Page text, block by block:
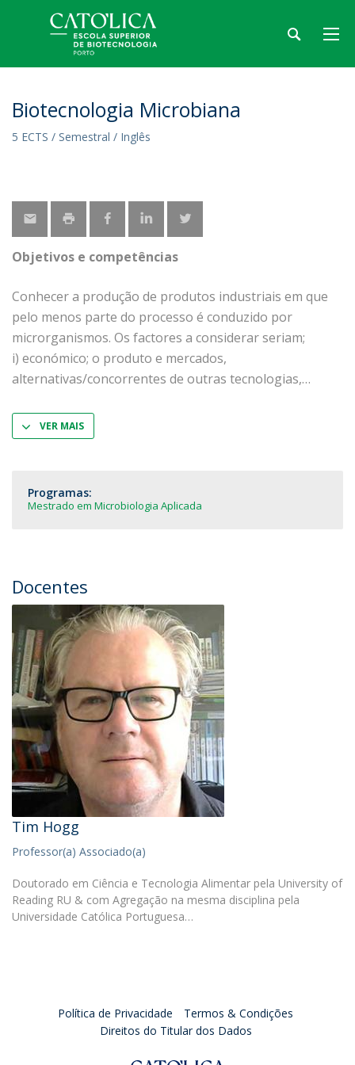
Biotecnologia Microbiana
5 ECTS / Semestral / Inglês
Objetivos e competências
Conhecer a produção de produtos industriais em que
pelo menos parte do processo é conduzido por
microrganismos. Os factores a considerar seriam;
i) económico; o produto e mercados,
alternativas/concorrentes de outras tecnologias,
VER MAIS
Programas:
Mestrado em Microbiologia Aplicada
Docentes
Tim Hogg
Professor(a) Associado(a)
Doutorado em Ciência e Tecnologia Alimentar pela University of
Reading RU & com Agregação na mesma disciplina pela
Universidade Católica Portuguesa…
Política de Privacidade
Termos & Condições
Direitos do Titular dos Dados